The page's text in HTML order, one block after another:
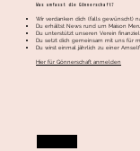
Was umfasst die Gönnerschaft?
Wir verdanken dich (falls gewünscht)
Du erhältst News rund um Maison
Du unterstützt unseren Verein
Du setzt dich gemeinsam mit uns für
Du wirst einmal jährlich zu einer
Hier für Gönnerschaft anmelden